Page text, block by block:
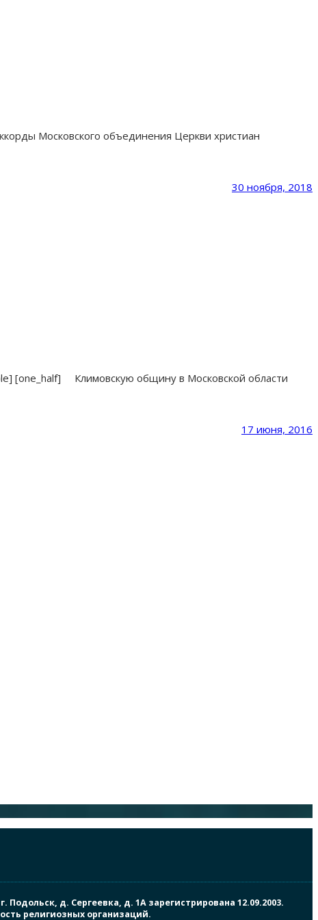
Московского объединения Церкви христиан
30 ноября, 2018
[one_half] Климовскую общину в Московской области
17 июня, 2016
д. Сергеевка, д. 1А зарегистрирована 12.09.2003.
религиозных организаций.